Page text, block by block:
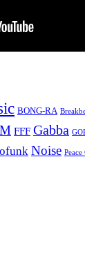
BONG-RA
FFF Gabba
Noise